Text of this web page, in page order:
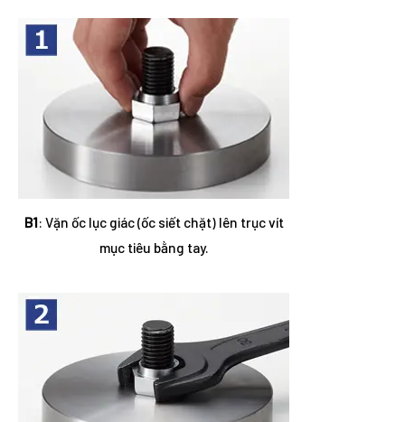
B1: Vặn ốc lục giác (ốc siết chặt) lên trục vít
mục tiêu bằng tay.